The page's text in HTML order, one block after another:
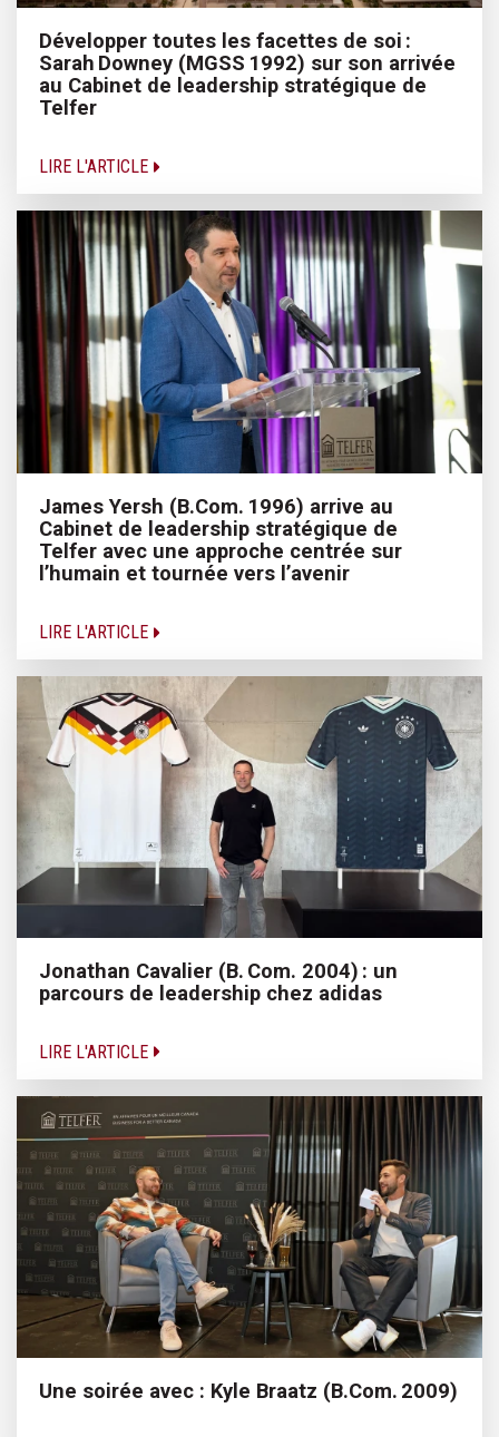
Développer toutes les facettes de soi :
Sarah Downey (MGSS 1992) sur son arrivée
au Cabinet de leadership stratégique de
Telfer
LIRE L'ARTICLE
James Yersh (B.Com. 1996) arrive au
Cabinet de leadership stratégique de
Telfer avec une approche centrée sur
l’humain et tournée vers l’avenir
LIRE L'ARTICLE
Jonathan Cavalier (B. Com. 2004) : un
parcours de leadership chez adidas
LIRE L'ARTICLE
Une soirée avec : Kyle Braatz (B.Com. 2009)